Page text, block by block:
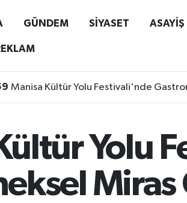
GÜNDEM SİYASET ASAYİŞ
Manisa Kültür Yolu Festivali'nde
Yolu
Miras